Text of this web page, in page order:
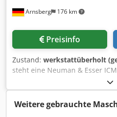
Arnsberg 176 km
Preisinfo
Zustand: werkstattüberholt
steht eine Neuman & Esser
Tvdlsb Eekr Die Mühle wurde
Bedarf inkl. Zubehör
Weitere gebrauchte